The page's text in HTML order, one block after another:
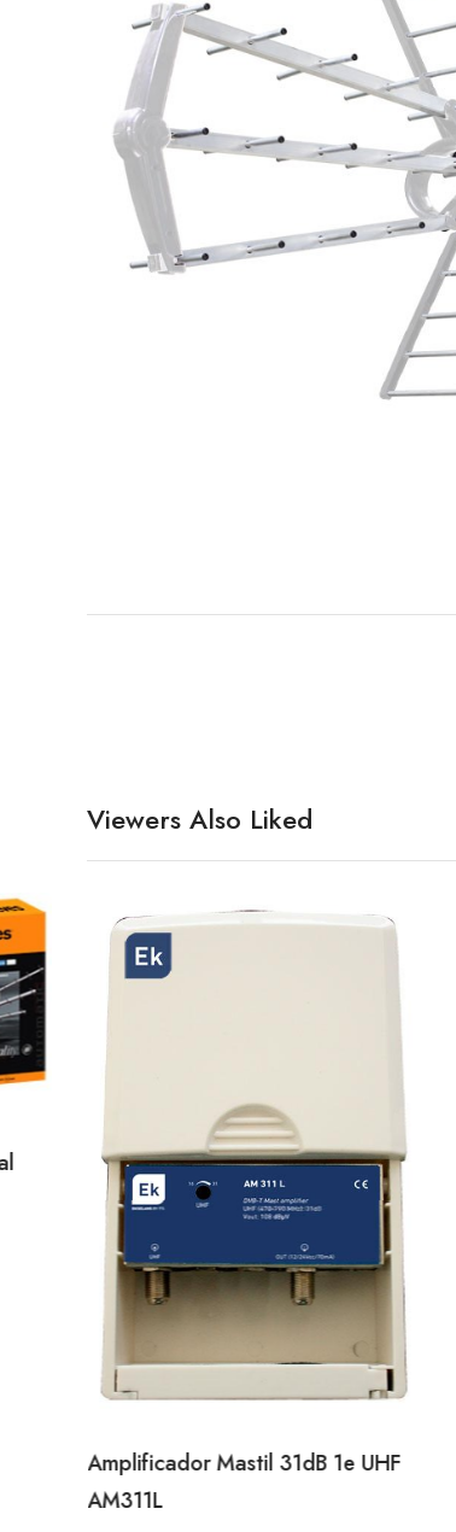
Viewers Also Liked
Amplificador Mastil 31dB 1e UHF
AM311L